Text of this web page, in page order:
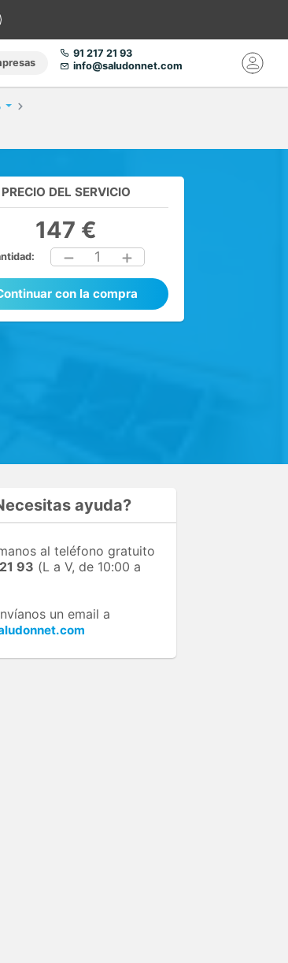
91 217 21 93
info@saludonnet.com
PRECIO DEL SERVICIO
147 €
1
con la compra
ayuda?
al teléfono gratuito
93 (L a V, de 10:00 a
un email a